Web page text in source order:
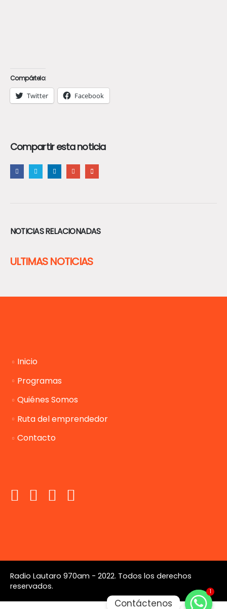
Compártelo:
Twitter Facebook
Compartir esta noticia
NOTICIAS RELACIONADAS
ULTIMAS NOTICIAS
Inicio
Programas
Quiénes Somos
Ruta del emprendedor
Contacto
Radio Lautaro 970am - 2022. Todos los derechos
reservados.
1
Contáctenos